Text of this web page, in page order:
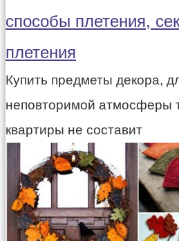
способы плетения,
плетения
Купить предметы декора,
неповторимой атмосферы
квартиры не составит